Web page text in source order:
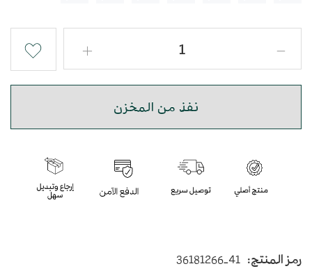
نفذ من المخزن
رمز المنتج: 36181266-41